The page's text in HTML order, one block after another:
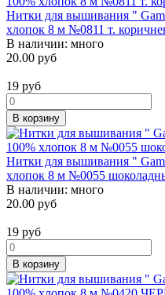
Нитки для вышивания "
хлопок 8 м №0811 т.
В наличии: много
20.00 руб
19 руб
В корзину
Нитки для вышивания "
хлопок 8 м №0055
В наличии: много
20.00 руб
19 руб
В корзину